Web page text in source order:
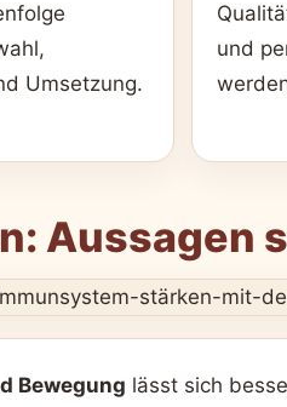
Umsetzung.
und
Aussagen
Bewegung lässt sich